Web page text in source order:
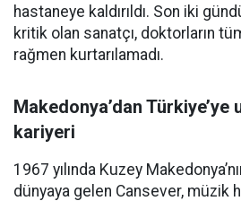
hastaneye kaldırıldı. Son iki
kritik olan sanatçı, doktorların
rağmen kurtarılamadı.
Makedonya’dan Türkiye’ye
kariyeri
1967 yılında Kuzey
dünyaya gelen Cansever, müzik